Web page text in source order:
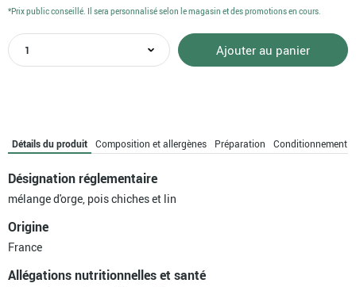
quantité
de
et
graines
de
bio
Ajouter au panier
*Prix public conseillé. Il sera personnalisé selon le magasin et des promotions en cours.
Détails du produit Composition et allergènes Préparation Conditionnement
Désignation réglementaire
mélange d'orge, pois chiches et lin
Origine
France
Allégations nutritionnelles et santé